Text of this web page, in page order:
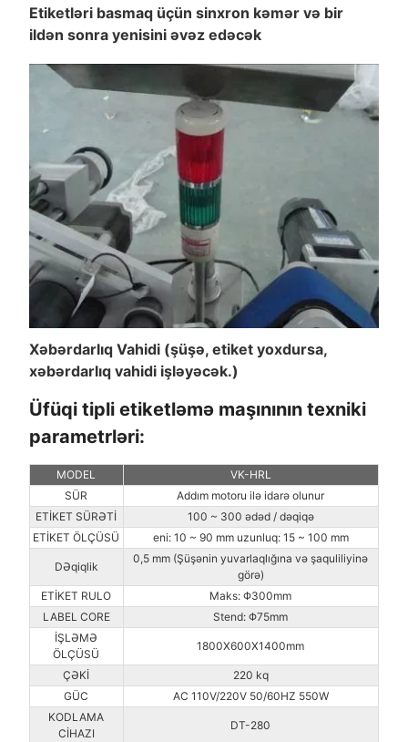
Etiketləri basmaq üçün sinxron kəmər və bir
ildən sonra yenisini əvəz edəcək
Xəbərdarlıq Vahidi (şüşə, etiket yoxdursa,
xəbərdarlıq vahidi işləyəcək.)
Üfüqi tipli etiketləmə maşınının texniki
parametrləri:
MODEL
VK-HRL
SÜR
Addım motoru ilə idarə olunur
ETİKET SÜRƏTİ
100 ~ 300 ədəd / dəqiqə
ETİKET ÖLÇÜSÜ
eni: 10 ~ 90 mm uzunluq: 15 ~ 100 mm
DƏqiqlik
0,5 mm (Şüşənin yuvarlaqlığına və şaquliliyinə
görə)
ETİKET RULO
Maks: Φ300mm
LABEL CORE
Stend: Φ75mm
İŞLƏMƏ
ÖLÇÜSÜ
1800X600X1400mm
ÇƏKİ
220 kq
GÜC
AC 110V/220V 50/60HZ 550W
KODLAMA
CİHAZI
DT-280